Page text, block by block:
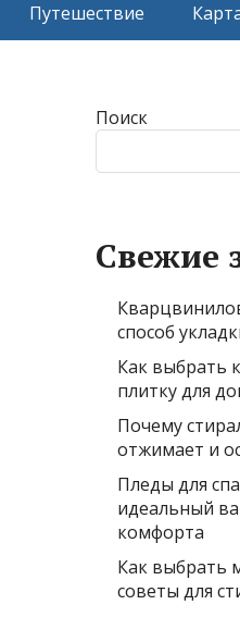
Путешествие
Поиск
Свежие
способ
Как выбрать
плитку для
Почему
отжимает и
Пледы для
идеальный
комфорта
Как выбрать
советы для